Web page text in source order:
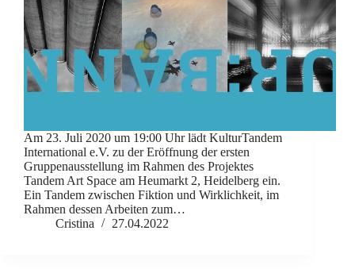
Am 23. Juli 2020 um 19:00 Uhr lädt KulturTandem
International e.V. zu der Eröffnung der ersten
Gruppenausstellung im Rahmen des Projektes
Tandem Art Space am Heumarkt 2, Heidelberg ein.
Ein Tandem zwischen Fiktion und Wirklichkeit, im
Rahmen dessen Arbeiten zum…
Cristina
27.04.2022